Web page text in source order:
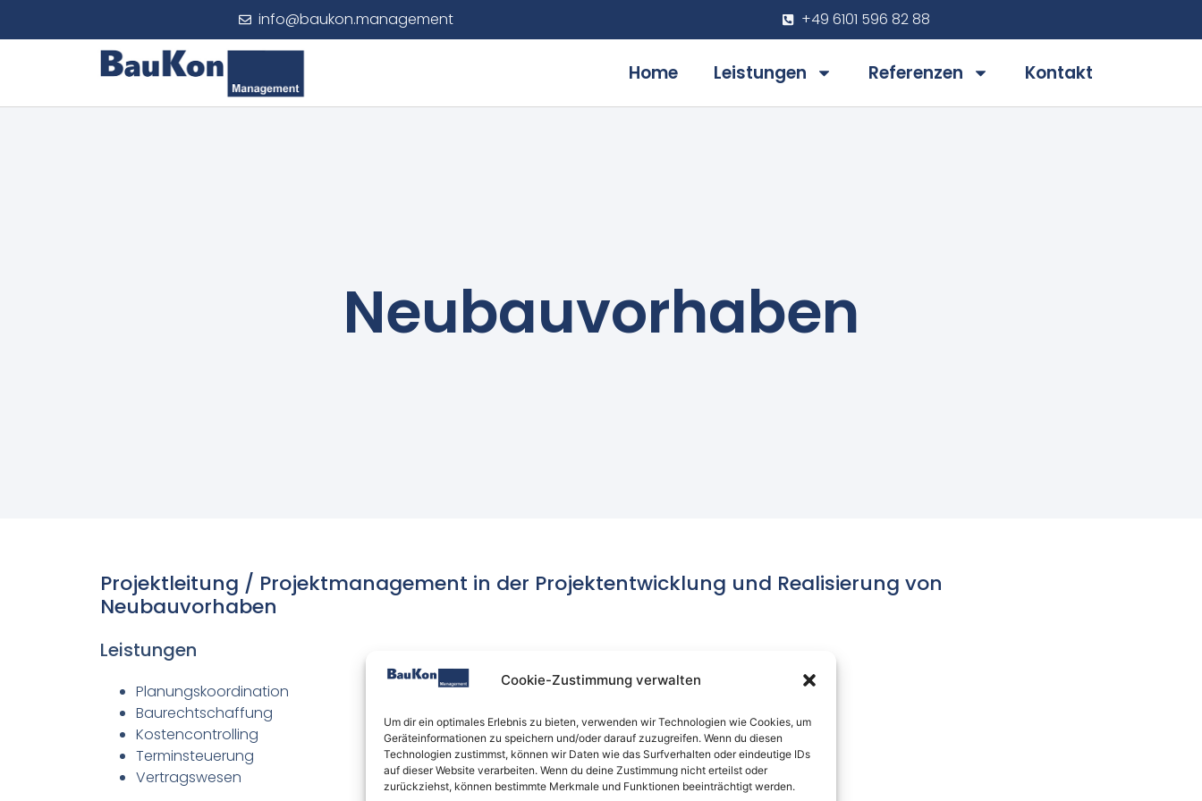
Cookie-Zustimmung verwalten
Um dir ein optimales Erlebnis zu bieten, verwenden wir Technologien wie Cookies, um
Geräteinformationen zu speichern und/oder darauf zuzugreifen. Wenn du diesen
Technologien zustimmst, können wir Daten wie das Surfverhalten oder eindeutige IDs
auf dieser Website verarbeiten. Wenn du deine Zustimmung nicht erteilst oder
zurückziehst, können bestimmte Merkmale und Funktionen beeinträchtigt werden.
info@baukon.management +49 6101 596 82 88
Home Leistungen Referenzen Kontakt
Neubauvorhaben
Projektleitung / Projektmanagement in der Projektentwicklung und Realisierung von
Neubauvorhaben
Leistungen
Planungskoordination
Baurechtschaffung
Kostencontrolling
Terminsteuerung
Vertragswesen